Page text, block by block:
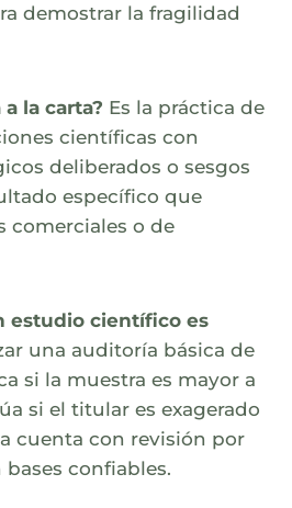
demostrar la fragilidad
la carta? Es la práctica de
científicas con
deliberados o sesgos
específico que
comerciales o de
estudio científico es
una auditoría básica de
si la muestra es mayor a
si el titular es exagerado
cuenta con revisión por
confiables.